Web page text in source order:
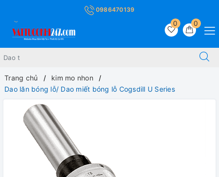
0986470139
0
0
Trang chủ
kim mo nhon
Dao lăn bóng lỗ/ Dao miết bóng lỗ Cogsdill U Series